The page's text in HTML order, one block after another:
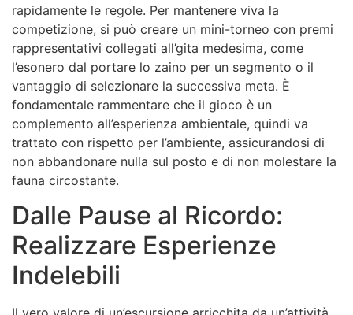
rapidamente le regole. Per mantenere viva la
competizione, si può creare un mini-torneo con premi
rappresentativi collegati all’gita medesima, come
l’esonero dal portare lo zaino per un segmento o il
vantaggio di selezionare la successiva meta. È
fondamentale rammentare che il gioco è un
complemento all’esperienza ambientale, quindi va
trattato con rispetto per l’ambiente, assicurandosi di
non abbandonare nulla sul posto e di non molestare la
fauna circostante.
Dalle Pause al Ricordo:
Realizzare Esperienze
Indelebili